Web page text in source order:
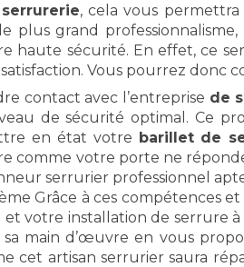
serrurerie, cela vous
plus grand
haute sécurité. En effet, ce
Vous pourrez donc
contact avec l’entreprise de
de sécurité optimal. Ce
en état votre barillet de
comme votre porte ne
serrurier professionnel
Grâce à ces compétences
et votre installation de serrure à
main d’œuvre en vous
cet artisan serrurier saura